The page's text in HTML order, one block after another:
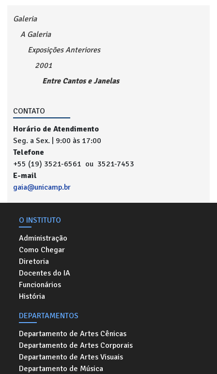
Galeria
A Galeria
Exposições Anteriores
2001
Entre Cantos e Janelas
CONTATO
Horário de Atendimento
Seg. a Sex. | 9:00 às 17:00
Telefone
+55 (19) 3521-6561 ou 3521-7453
E-mail
gaia@unicamp.br
O INSTITUTO
Administração
Como Chegar
Diretoria
Docentes do IA
Funcionários
História
DEPARTAMENTOS
Departamento de Artes Cênicas
Departamento de Artes Corporais
Departamento de Artes Visuais
Departamento de Música